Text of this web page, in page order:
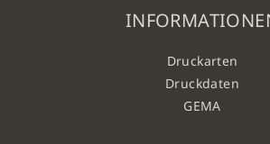
Druckarten
Druckdaten
GEMA